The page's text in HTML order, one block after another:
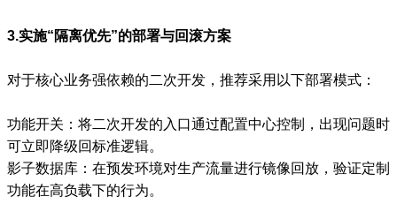
3.实施“隔离优先”的部署与回滚方案
对于核心业务强依赖的二次开发，推荐采用以下部署模式：
功能开关：将二次开发的入口通过配置中心控制，出现问题时
可立即降级回标准逻辑。
影子数据库：在预发环境对生产流量进行镜像回放，验证定制
功能在高负载下的行为。